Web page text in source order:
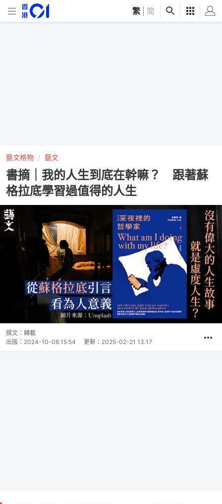
繁 简
藝文格物 藝文
書摘｜我的人生到底在幹嘛？ 跟著蘇
格拉底學習過值得的人生
撰文： 轉載
出版： 2024-10-08 15:54 更新： 2025-02-21 13:17